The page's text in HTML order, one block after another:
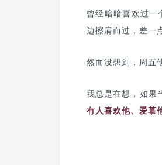
曾经暗暗喜欢过一
边擦肩而过，差一
然而没想到，周五
我总是在想，如果
有人喜欢他、爱慕